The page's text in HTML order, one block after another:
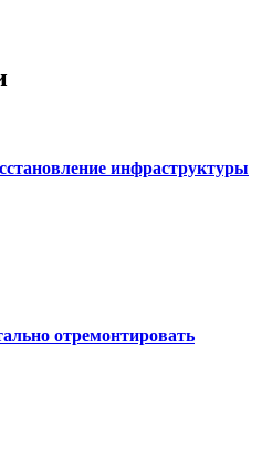
инфраструктуры
отремонтировать